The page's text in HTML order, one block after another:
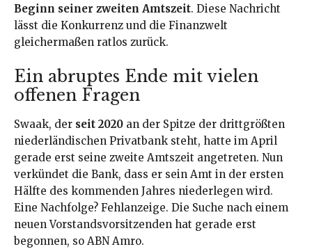
Beginn seiner zweiten Amtszeit. Diese Nachricht
lässt die Konkurrenz und die Finanzwelt
gleichermaßen ratlos zurück.
Ein abruptes Ende mit vielen
offenen Fragen
Swaak, der seit 2020 an der Spitze der drittgrößten
niederländischen Privatbank steht, hatte im April
gerade erst seine zweite Amtszeit angetreten. Nun
verkündet die Bank, dass er sein Amt in der ersten
Hälfte des kommenden Jahres niederlegen wird.
Eine Nachfolge? Fehlanzeige. Die Suche nach einem
neuen Vorstandsvorsitzenden hat gerade erst
begonnen, so ABN Amro.